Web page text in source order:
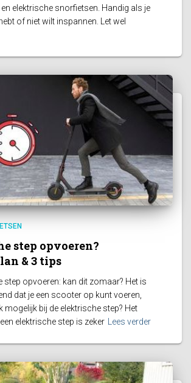
elektrische snorfietsen. Handig als je
of niet wilt inspannen. Let wel
step opvoeren?
& 3 tips
step opvoeren: kan dit zomaar? Het is
dat je een scooter op kunt voeren,
mogelijk bij de elektrische step? Het
elektrische step is zeker Lees verder